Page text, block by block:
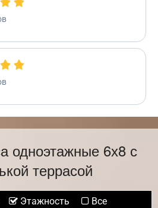
одноэтажные 6х8 с
террасой
Этажность Все